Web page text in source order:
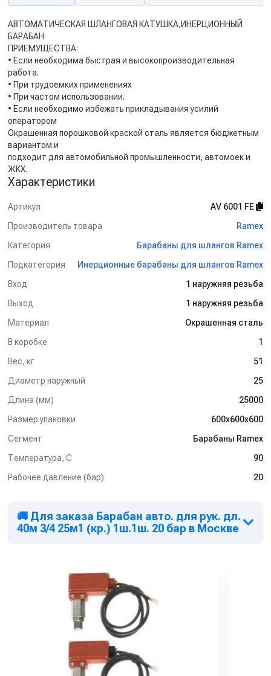
АВТОМАТИЧЕСКАЯ ШЛАНГОВАЯ КАТУШКА,ИНЕРЦИОННЫЙ
БАРАБАН
ПРИЕМУЩЕСТВА:
• Если необходима быстрая и высокопроизводительная
работа.
• При трудоемких применениях
• При частом использовании.
• Если необходимо избежать прикладывания усилий
оператором
Окрашенная порошковой краской сталь является бюджетным
вариантом и
подходит для автомобильной промышленности, автомоек и
ЖКХ.
Характеристики
Артикул
AV 6001 FE
Производитель товара
Ramex
Категория
Барабаны для шлангов Ramex
Подкатегория
Инерционные барабаны для шлангов Ramex
Вход
1 наружняя резьба
Выход
1 наружняя резьба
Материал
Окрашенная сталь
В коробке
1
Вес, кг
51
Диаметр наружный
25
Длина (мм)
25000
Размер упаковки
600x600x600
Сегмент
Барабаны Ramex
Температура, C
90
Рабочее давление (бар)
20
🚚 Для заказа Барабан авто. для рук. дл.
40м 3/4 25м1 (кр.) 1ш.1ш. 20 бар в Москве